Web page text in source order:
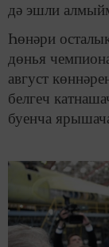
дә эшли
Һөнәри
дөнья
август
белгеч
буенча